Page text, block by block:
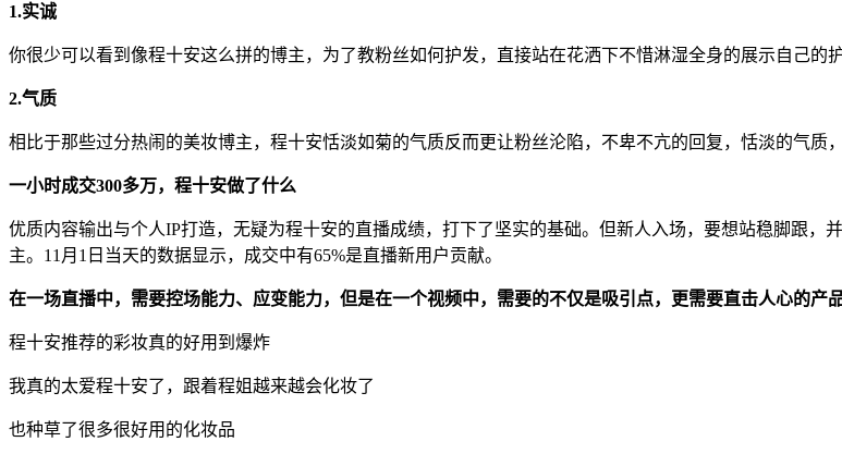
1.实诚
你很少可以看到像程十安这么拼的博主，为了教粉丝如何护发，直接站在花洒下不惜淋湿全身的展示自己的护
2.气质
相比于那些过分热闹的美妆博主，程十安恬淡如菊的气质反而更让粉丝沦陷，不卑不亢的回复，恬淡的气质
一小时成交300多万，程十安做了什么
优质内容输出与个人IP打造，无疑为程十安的直播成绩，打下了坚实的基础。但新人入场，要想站稳脚跟
主。11月1日当天的数据显示，成交中有65%是直播新用户贡献。
在一场直播中，需要控场能力、应变能力，但是在一个视频中，需要的不仅是吸引点，更需要直击人心的产
程十安推荐的彩妆真的好用到爆炸
我真的太爱程十安了，跟着程姐越来越会化妆了
也种草了很多很好用的化妆品